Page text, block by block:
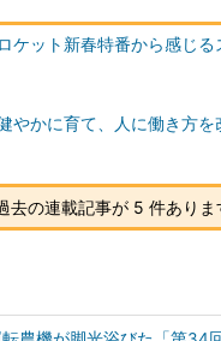
ケット新春特番から感じる
やかに育て、人に働き方を
去の連載記事が 5 件ありま